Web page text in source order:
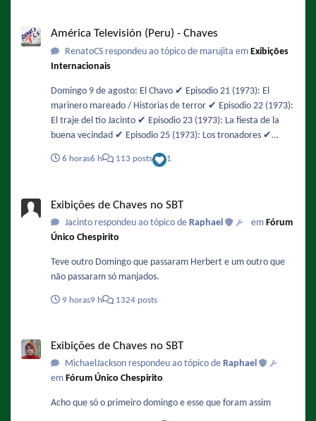
América Televisión (Peru) - Chaves
RenatoCS respondeu ao tópico de marujita em Exibições
Internacionais
Domingo 9 de agosto: El Chavo ✔️ Episodio 21 (1973): El
marinero mareado / Historias de terror ✔️ Episodio 22 (1973):
El traje del tío Jacinto ✔️ Episodio 23 (1973): La fiesta de la
buena vecindad ✔️ Episodio 25 (1973): Los tronadores ✔️
asalta a amigo / La orquesta Parece que El Chapulín Colorado
Historias de terror que comenzó prácticamente a la mitad. Y
la programación de hoy es prácticamente un resumen de lo
que tendrá Teleamazonas toda la semana 😁
6 horas6 h 113 posts 1
Exibições de Chaves no SBT
Jacinto respondeu ao tópico de Raphael em Fórum
Único Chespirito
Teve outro Domingo que passaram Herbert e um outro que
não passaram só manjados.
9 horas9 h 1324 posts
Exibições de Chaves no SBT
MichaelJackson respondeu ao tópico de Raphael
em Fórum Único Chespirito
Acho que só o primeiro domingo e esse que foram assim